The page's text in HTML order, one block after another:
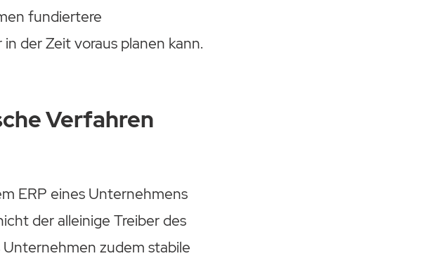
fundiertere
der Zeit voraus planen kann.
Verfahren
ERP eines Unternehmens
der alleinige Treiber des
Unternehmen zudem stabile